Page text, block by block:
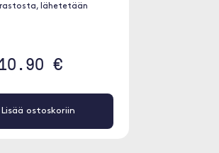
lähetetään
10.90 €
Lisää ostoskoriin